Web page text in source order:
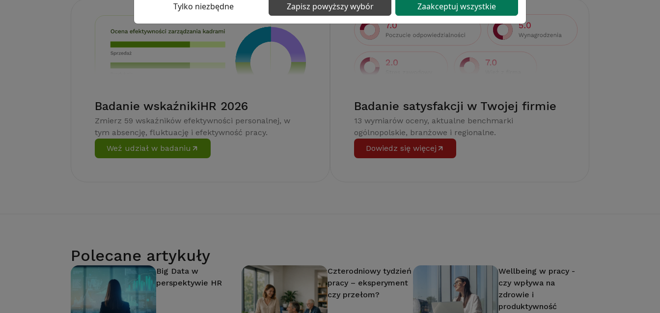
Badanie wskaźnikiHR 2026
Zmierz 59 wskaźników efektywności personalnej, w
tym absencję, fluktuację i efektywność pracy.
Weź udział w badaniu
Badanie satysfakcji w Twojej firmie
13 wymiarów oceny, aktualne benchmarki
ogólnopolskie, branżowe i regionalne.
Dowiedz się więcej
Polecane artykuły
Big Data w
perspektywie HR
Czterodniowy tydzień
pracy – eksperyment
czy przełom?
Wellbeing w pracy -
czy wpływa na
zdrowie i
produktywność
Tylko niezbędne Zapisz powyższy wybór Zaakceptuj wszystkie